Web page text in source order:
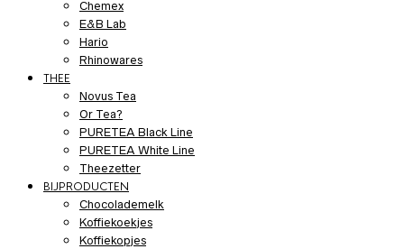
Chemex
E&B Lab
Hario
Rhinowares
THEE
Novus Tea
Or Tea?
PURETEA Black Line
PURETEA White Line
Theezetter
BIJPRODUCTEN
Chocolademelk
Koffiekoekjes
Koffiekopjes